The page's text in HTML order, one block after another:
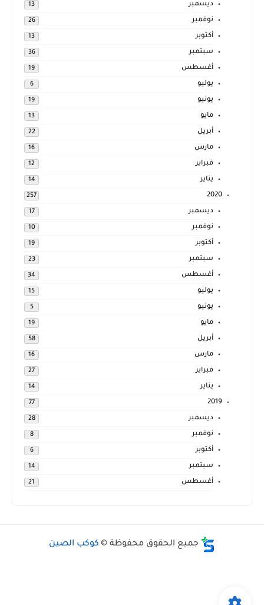
ديسمبر 13
نوفمبر 26
أكتوبر 13
سبتمبر 36
أغسطس 19
يوليو 6
يونيو 19
مايو 13
أبريل 22
مارس 16
فبراير 12
يناير 14
2020
257
ديسمبر 17
نوفمبر 10
أكتوبر 19
سبتمبر 23
أغسطس 34
يوليو 15
يونيو 5
مايو 19
أبريل 58
مارس 16
فبراير 27
يناير 14
2019
77
ديسمبر 28
نوفمبر 8
أكتوبر 6
سبتمبر 14
أغسطس 21
جميع الحقوق محفوظة © كوكب الصين